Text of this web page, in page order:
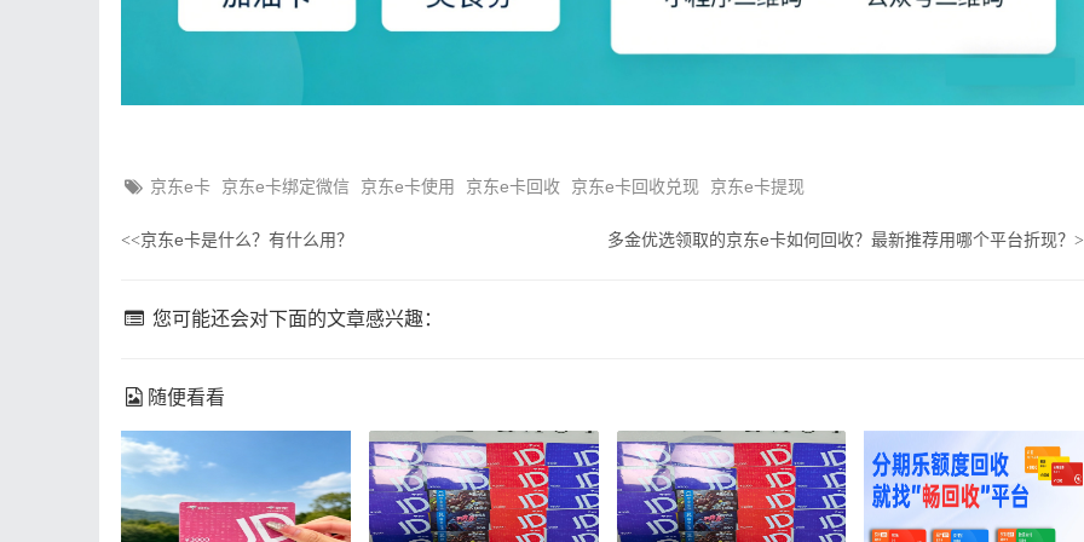
京东e卡 京东e卡绑定微信 京东e卡使用 京东e卡回收 京东e卡回收兑现 京东e卡提现
<<京东e卡是什么？有什么用？ 多金优选领取的京东e卡如何回收？最新推荐用哪个平台折现？
您可能还会对下面的文章感兴趣：
随便看看